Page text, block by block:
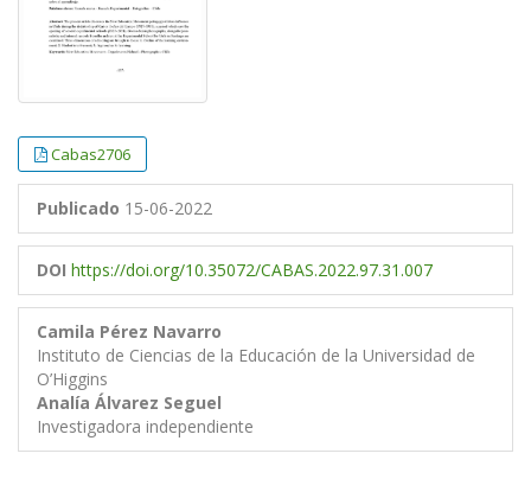
Cabas2706
Publicado 15-06-2022
DOI https://doi.org/10.35072/CABAS.2022.97.31.007
Camila Pérez Navarro
Instituto de Ciencias de la Educación de la Universidad de
O’Higgins
Analía Álvarez Seguel
Investigadora independiente